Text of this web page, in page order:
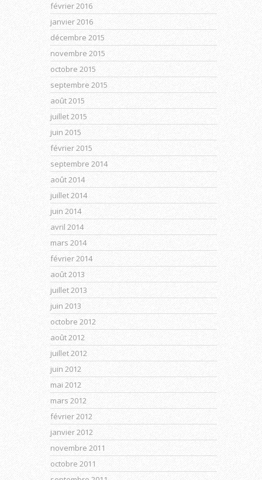
février 2016
janvier 2016
décembre 2015
novembre 2015
octobre 2015
septembre 2015
août 2015
juillet 2015
juin 2015
février 2015
septembre 2014
août 2014
juillet 2014
juin 2014
avril 2014
mars 2014
février 2014
août 2013
juillet 2013
juin 2013
octobre 2012
août 2012
juillet 2012
juin 2012
mai 2012
mars 2012
février 2012
janvier 2012
novembre 2011
octobre 2011